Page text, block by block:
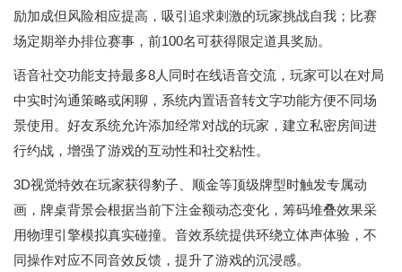
励加成但风险相应提高，吸引追求刺激的玩家挑战自我；比赛
场定期举办排位赛事，前100名可获得限定道具奖励。
语音社交功能支持最多8人同时在线语音交流，玩家可以在对局
中实时沟通策略或闲聊，系统内置语音转文字功能方便不同场
景使用。好友系统允许添加经常对战的玩家，建立私密房间进
行约战，增强了游戏的互动性和社交粘性。
3D视觉特效在玩家获得豹子、顺金等顶级牌型时触发专属动
画，牌桌背景会根据当前下注金额动态变化，筹码堆叠效果采
用物理引擎模拟真实碰撞。音效系统提供环绕立体声体验，不
同操作对应不同音效反馈，提升了游戏的沉浸感。